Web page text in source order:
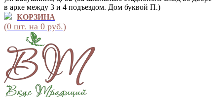
в арке между 3 и 4 подъездом. Дом буквой П.)
КОРЗИНА
(0 шт. на 0 руб.)